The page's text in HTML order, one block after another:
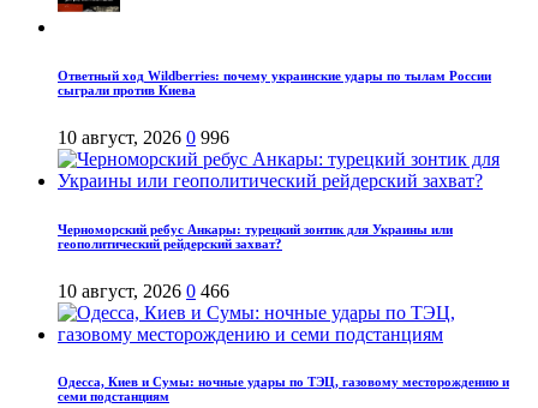
Ответный ход Wildberries: почему украинские удары по тылам России
сыграли против Киева
10 август, 2026 0 996
Черноморский ребус Анкары: турецкий зонтик для Украины или
геополитический рейдерский захват?
10 август, 2026 0 466
Одесса, Киев и Сумы: ночные удары по ТЭЦ, газовому месторождению и
семи подстанциям